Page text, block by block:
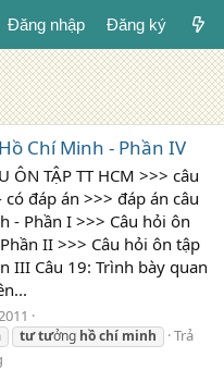
Đăng nhập Đăng ký
Chí Minh - Phần IV
ÔN TẬP TT HCM >>> câu
đáp án >>> đáp án câu
- Phần I >>> Câu hỏi ôn
II >>> Câu hỏi ôn tập
III Câu 19: Trình bày quan
tưtưởng hồchí minh
Trả